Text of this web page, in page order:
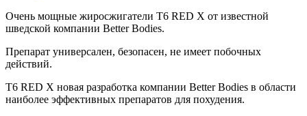
Очень мощные жиросжигатели T6 RED X от известной
шведской компании Better Bodies.
Препарат универсален, безопасен, не имеет побочных
действий.
T6 RED X новая разработка компании Better Bodies в области
наиболее эффективных препаратов для похудения.